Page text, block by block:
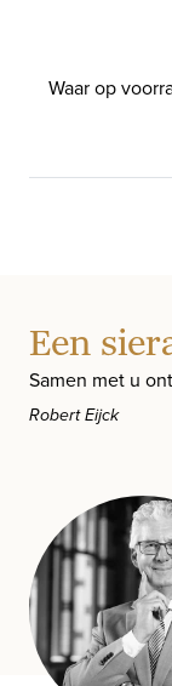
Waar op
Een
Samen met u
Robert Eijck